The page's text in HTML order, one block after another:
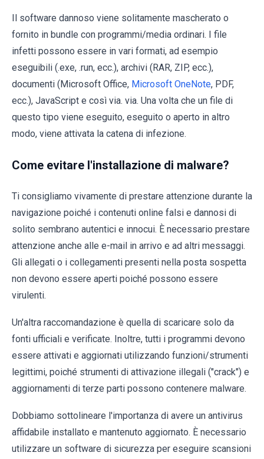
Il software dannoso viene solitamente mascherato o
fornito in bundle con programmi/media ordinari. I file
infetti possono essere in vari formati, ad esempio
eseguibili (.exe, .run, ecc.), archivi (RAR, ZIP, ecc.),
documenti (Microsoft Office, Microsoft OneNote, PDF,
ecc.), JavaScript e così via. via. Una volta che un file di
questo tipo viene eseguito, eseguito o aperto in altro
modo, viene attivata la catena di infezione.
Come evitare l'installazione di malware?
Ti consigliamo vivamente di prestare attenzione durante la
navigazione poiché i contenuti online falsi e dannosi di
solito sembrano autentici e innocui. È necessario prestare
attenzione anche alle e-mail in arrivo e ad altri messaggi.
Gli allegati o i collegamenti presenti nella posta sospetta
non devono essere aperti poiché possono essere
virulenti.
Un'altra raccomandazione è quella di scaricare solo da
fonti ufficiali e verificate. Inoltre, tutti i programmi devono
essere attivati e aggiornati utilizzando funzioni/strumenti
legittimi, poiché strumenti di attivazione illegali ("crack") e
aggiornamenti di terze parti possono contenere malware.
Dobbiamo sottolineare l'importanza di avere un antivirus
affidabile installato e mantenuto aggiornato. È necessario
utilizzare un software di sicurezza per eseguire scansioni